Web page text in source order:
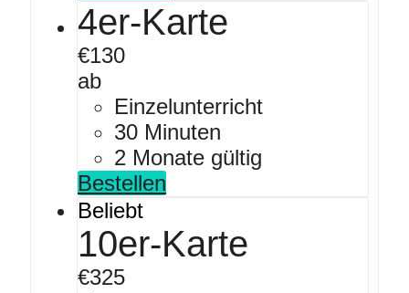
4er-Karte
€130
ab
Einzelunterricht
30 Minuten
2 Monate gültig
Bestellen
Beliebt
10er-Karte
€325